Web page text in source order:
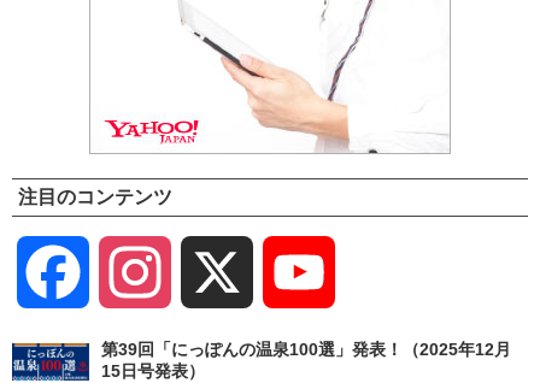
注目のコンテンツ
Facebook Instagram
Channel
第39回「にっぽんの温泉100選」発表！（2025年12月
15日号発表）